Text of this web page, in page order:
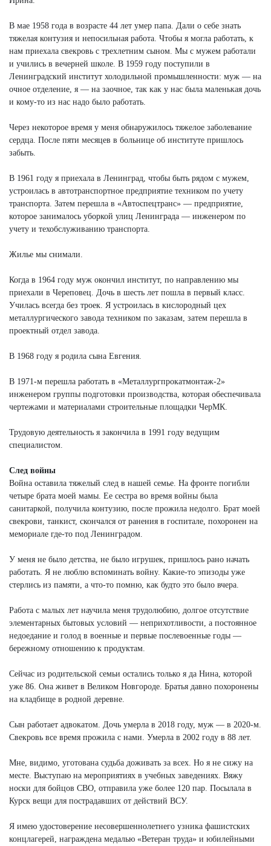
В мае 1958 года в возрасте 44 лет умер папа. Дали о себе знать
тяжелая контузия и непосильная работа. Чтобы я могла работать, к
нам приехала свекровь с трехлетним сыном. Мы с мужем работали
и учились в вечерней школе. В 1959 году поступили в
Ленинградский институт холодильной промышленности: муж — на
очное отделение, я — на заочное, так как у нас была маленькая дочь
и кому-то из нас надо было работать.
Через некоторое время у меня обнаружилось тяжелое заболевание
сердца. После пяти месяцев в больнице об институте пришлось
забыть.
В 1961 году я приехала в Ленинград, чтобы быть рядом с мужем,
устроилась в автотранспортное предприятие техником по учету
транспорта. Затем перешла в «Автоспецтранс» — предприятие,
которое занималось уборкой улиц Ленинграда — инженером по
учету и техобслуживанию транспорта.
Жилье мы снимали.
Когда в 1964 году муж окончил институт, по направлению мы
приехали в Череповец. Дочь в шесть лет пошла в первый класс.
Училась всегда без троек. Я устроилась в кислородный цех
металлургического завода техником по заказам, затем перешла в
проектный отдел завода.
В 1968 году я родила сына Евгения.
В 1971-м перешла работать в «Металлургпрокатмонтаж-2»
инженером группы подготовки производства, которая обеспечивала
чертежами и материалами строительные площадки ЧерМК.
Трудовую деятельность я закончила в 1991 году ведущим
специалистом.
След войны
Война оставила тяжелый след в нашей семье. На фронте погибли
четыре брата моей мамы. Ее сестра во время войны была
санитаркой, получила контузию, после прожила недолго. Брат моей
свекрови, танкист, скончался от ранения в госпитале, похоронен на
мемориале где-то под Ленинградом.
У меня не было детства, не было игрушек, пришлось рано начать
работать. Я не люблю вспоминать войну. Какие-то эпизоды уже
стерлись из памяти, а что-то помню, как будто это было вчера.
Работа с малых лет научила меня трудолюбию, долгое отсутствие
элементарных бытовых условий — неприхотливости, а постоянное
недоедание и голод в военные и первые послевоенные годы —
бережному отношению к продуктам.
Сейчас из родительской семьи остались только я да Нина, которой
уже 86. Она живет в Великом Новгороде. Братья давно похоронены
на кладбище в родной деревне.
Сын работает адвокатом. Дочь умерла в 2018 году, муж — в 2020-м.
Свекровь все время прожила с нами. Умерла в 2002 году в 88 лет.
Мне, видимо, уготована судьба доживать за всех. Но я не сижу на
месте. Выступаю на мероприятиях в учебных заведениях. Вяжу
носки для бойцов СВО, отправила уже более 120 пар. Посылала в
Курск вещи для пострадавших от действий ВСУ.
Я имею удостоверение несовершеннолетнего узника фашистских
концлагерей, награждена медалью «Ветеран труда» и юбилейными